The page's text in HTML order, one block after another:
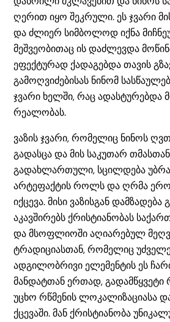
ღერით იყო შეკრული. ეს ჯვარი
და ძლიერ სიმბოლოდ იქნა
მეშვეობითაც ის დაძლევდა
ეფექტურად ქადაგებდა თავის
გამოღვიძებისას ნინომ
ჯვარი ხელში, რაც ადასტურებდა
რეალობას.
ვაზის ჯვარი, რომელიც ნინოს
გადასცა და მის საკუთარ
გადახლართული, სცილდება
არტეფაქტის როლს და ღრმა
იქცევა. მისი ვაზისგან
აკავშირებს ქრისტიანობას
და მსოფლიოში აღიარებულ
ტრადიციასთან, რომელიც
ადგილობრივი ელემენტის ეს
მანდატთან ერთად,
უცხო რწმენის ლოკალიზაციასა
ქცევაში. მან ქრისტიანობა